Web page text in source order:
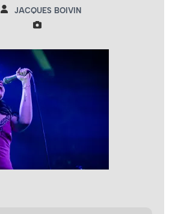
JACQUES BOIVIN